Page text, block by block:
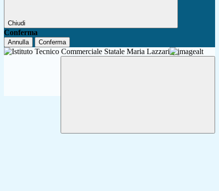
Chiudi
Conferma
Annulla Conferma